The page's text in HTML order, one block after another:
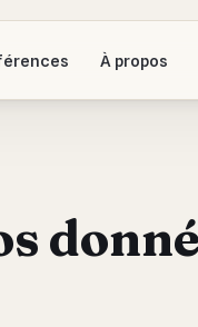
À propos